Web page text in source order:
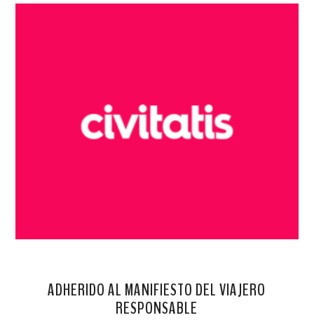
ADHERIDO AL MANIFIESTO DEL VIAJERO
RESPONSABLE